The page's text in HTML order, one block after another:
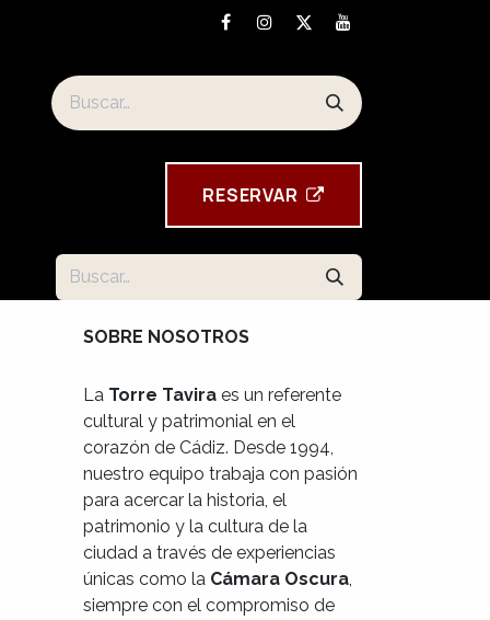
Los souvenirs de la Torre Tavira
RESE​​​​RVAR
SOBRE NOSOTROS
La Torre Tavira es un referente
cultural y patrimonial en el
corazón de Cádiz. Desde 1994,
nuestro equipo trabaja con pasión
para acercar la historia, el
patrimonio y la cultura de la
ciudad a través de experiencias
únicas como la Cámara Oscura,
siempre con el compromiso de